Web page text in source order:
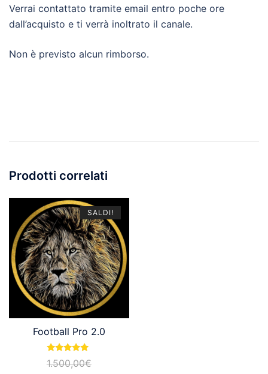
Verrai contattato tramite email entro poche ore
dall’acquisto e ti verrà inoltrato il canale.
Non è previsto alcun rimborso.
Prodotti correlati
SALDI!
Football Pro 2.0
Valutato
5.00
1.500,00€